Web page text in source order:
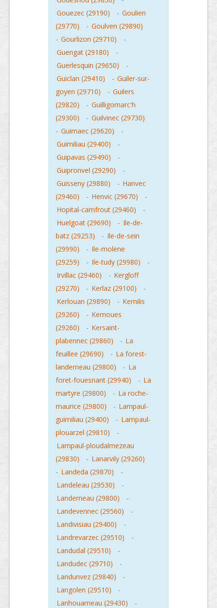
Gouezec (29190)
- Goulien
(29770)
- Goulven (29890)
- Gourlizon (29710)
-
Guengat (29180)
-
Guerlesquin (29650)
-
Guiclan (29410)
- Guiler-sur-
goyen (29710)
- Guilers
(29820)
- Guilligomarc'h
(29300)
- Guilvinec (29730)
- Guimaec (29620)
-
Guimiliau (29400)
-
Guipavas (29490)
-
Guipronvel (29290)
-
Guisseny (29880)
- Hanvec
(29460)
- Henvic (29670)
-
Hopital-camfrout (29460)
-
Huelgoat (29690)
- Ile-de-
batz (29253)
- Ile-de-sein
(29990)
- Ile-molene
(29259)
- Ile-tudy (29980)
-
Irvillac (29460)
- Kergloff
(29270)
- Kerlaz (29100)
-
Kerlouan (29890)
- Kernilis
(29260)
- Kernoues
(29260)
- Kersaint-
plabennec (29860)
- La
feuillee (29690)
- La forest-
landerneau (29800)
- La
foret-fouesnant (29940)
- La
martyre (29800)
- La roche-
maurice (29800)
- Lampaul-
guimiliau (29400)
- Lampaul-
plouarzel (29810)
-
Lampaul-ploudalmezeau
(29830)
- Lanarvily (29260)
- Landeda (29870)
-
Landeleau (29530)
-
Landerneau (29800)
-
Landevennec (29560)
-
Landivisiau (29400)
-
Landrevarzec (29510)
-
Landudal (29510)
-
Landudec (29710)
-
Landunvez (29840)
-
Langolen (29510)
-
Lanhouarneau (29430)
-